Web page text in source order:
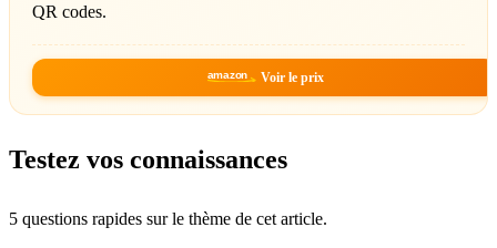
QR codes.
amazon Voir le prix
Testez vos connaissances
5 questions rapides sur le thème de cet article.